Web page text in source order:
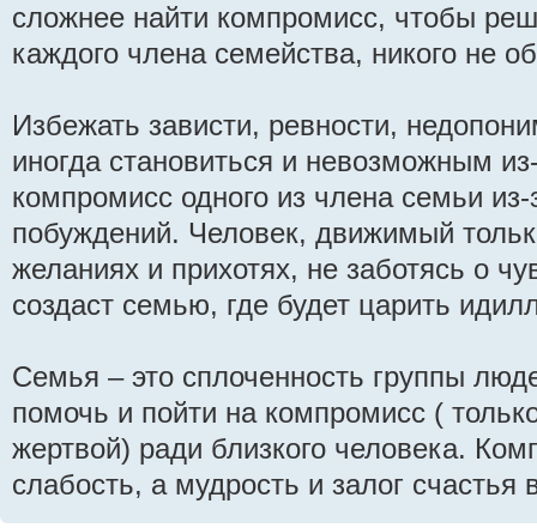
сложнее найти компромисс, чтобы
каждого члена семейства, никого не
Избежать зависти, ревности,
иногда становиться и невозможным
компромисс одного из члена семьи из-
побуждений. Человек, движимый
желаниях и прихотях, не заботясь о
создаст семью, где будет царить
Семья – это сплоченность группы
помочь и пойти на компромисс (
жертвой) ради близкого человека.
слабость, а мудрость и залог